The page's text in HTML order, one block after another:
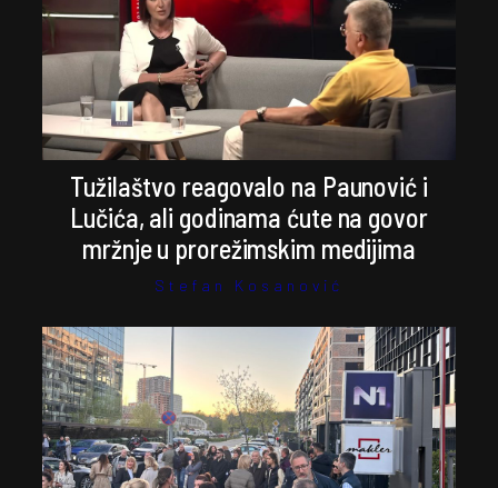
Tužilaštvo reagovalo na Paunović i
Lučića, ali godinama ćute na govor
mržnje u prorežimskim medijima
Stefan Kosanović